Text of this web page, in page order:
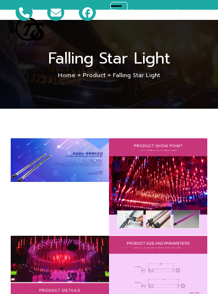
to
content
081-699-5119 ts_disco@hotmail.com
Open
menu
Close
menu
Falling Star Light
Home» Product » Falling Star Light